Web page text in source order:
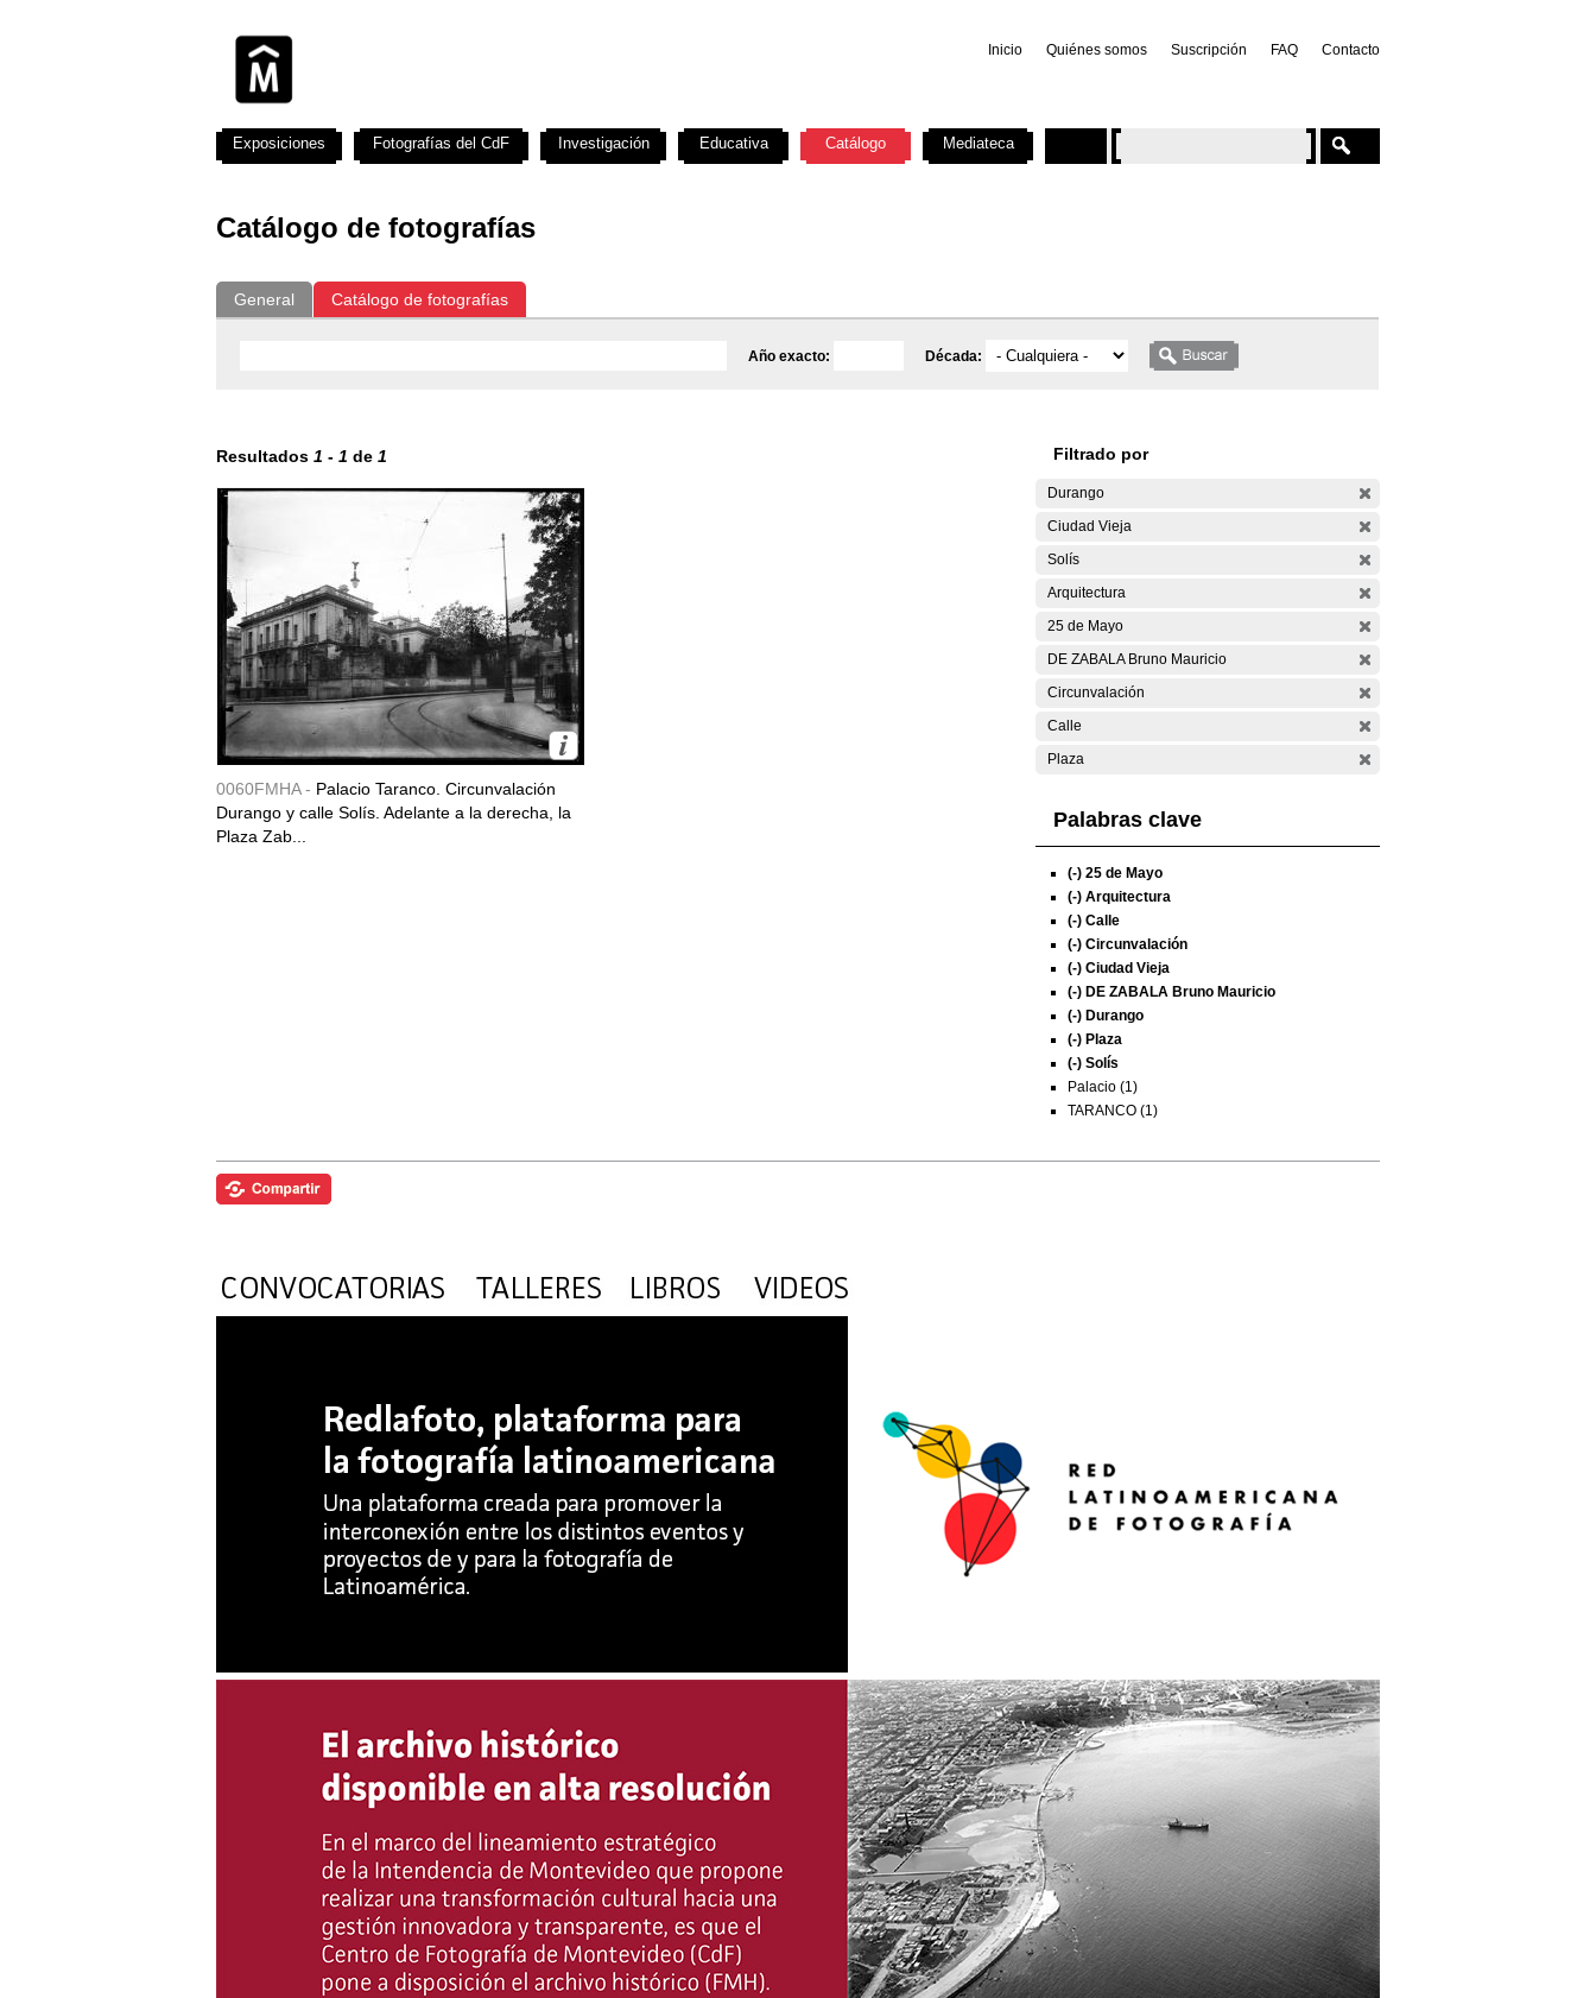
Inicio Quiénes somos Suscripción FAQ Contacto
Catálogo de fotografías
General Catálogo de fotografías
Año exacto: Década:
Resultados 1 - 1 de 1
0060FMHA - Palacio Taranco. Circunvalación
Durango y calle Solís. Adelante a la derecha, la
Plaza Zab...
Filtrado por
Durango
Ciudad Vieja
Solís
Arquitectura
25 de Mayo
DE ZABALA Bruno Mauricio
Circunvalación
Calle
Plaza
Palabras clave
(-) 25 de Mayo
(-) Arquitectura
(-) Calle
(-) Circunvalación
(-) Ciudad Vieja
(-) DE ZABALA Bruno Mauricio
(-) Durango
(-) Plaza
(-) Solís
Palacio (1)
TARANCO (1)
Exposiciones Fotografías del CdF Investigación Educativa Catálogo Mediateca